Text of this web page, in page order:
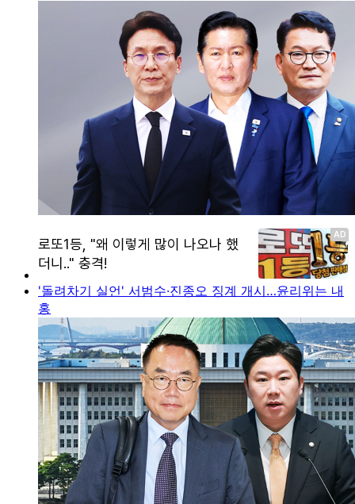
'돌려차기 실언' 서범수·진종오 징계 개시…윤리위는 내
홍